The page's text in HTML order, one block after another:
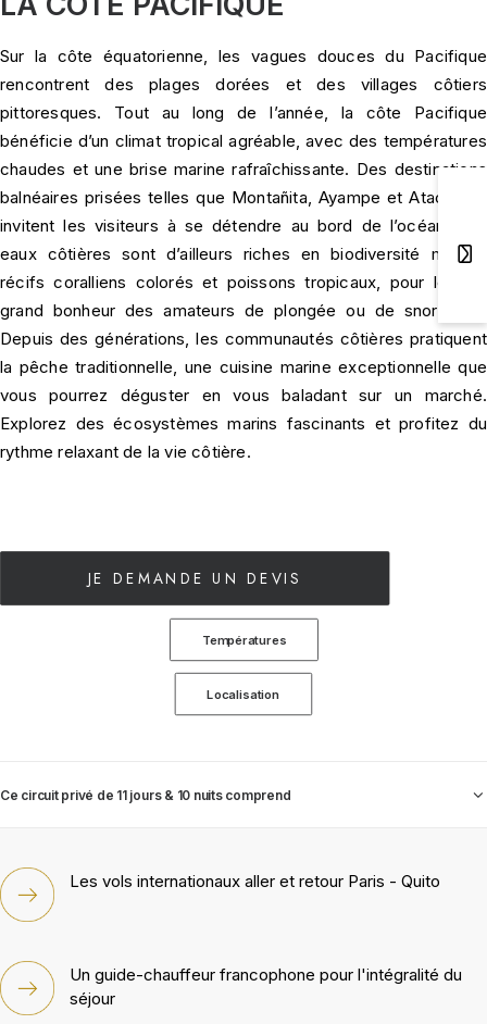
Sur la côte équatorienne, les vagues douces du Pacifique
rencontrent des plages dorées et des villages côtiers
pittoresques. Tout au long de l’année, la côte Pacifique
bénéficie d’un climat tropical agréable, avec des températures
chaudes et une brise marine rafraîchissante. Des destinations
balnéaires prisées telles que Montañita, Ayampe et Atacames
invitent les visiteurs à se détendre au bord de l’océan. Les
eaux côtières sont d’ailleurs riches en biodiversité marine,
récifs coralliens colorés et poissons tropicaux, pour le plus
grand bonheur des amateurs de plongée ou de snorkeling.
Depuis des générations, les communautés côtières pratiquent
la pêche traditionnelle, une cuisine marine exceptionnelle que
vous pourrez déguster en vous baladant sur un marché.
Explorez des écosystèmes marins fascinants et profitez du
rythme relaxant de la vie côtière.
JE DEMANDE UN DEVIS
Températures
Localisation
Ce circuit privé de 11 jours & 10 nuits comprend
Les vols internationaux aller et retour Paris - Quito
Un guide-chauffeur francophone pour l'intégralité du
séjour